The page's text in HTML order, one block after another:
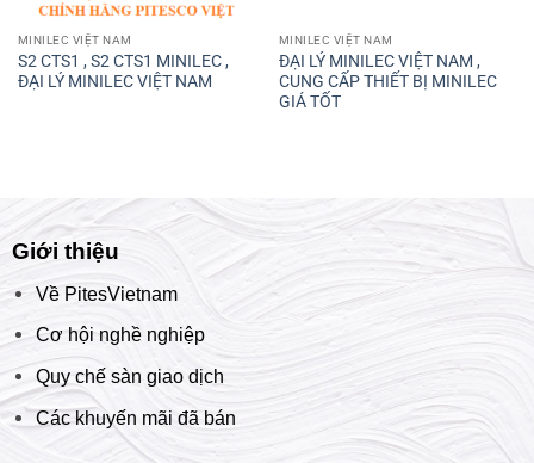
MINILEC VIỆT NAM
S2 CTS1 , S2 CTS1 MINILEC ,
ĐẠI LÝ MINILEC VIỆT NAM
MINILEC VIỆT NAM
ĐẠI LÝ MINILEC VIỆT NAM ,
CUNG CẤP THIẾT BỊ MINILEC
GIÁ TỐT
Giới thiệu
Về PitesVietnam
Cơ hội nghề nghiệp
Quy chế sàn giao dịch
Các khuyến mãi đã bán